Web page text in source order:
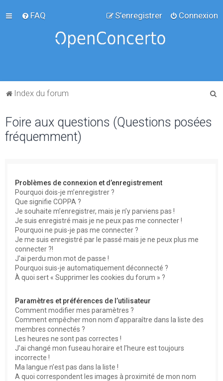
FAQ Connexion
S’enregistrer
Index du forum
Foire aux questions (Questions posées
fréquemment)
Problèmes de connexion et d’enregistrement
Pourquoi dois-je m’enregistrer ?
Que signifie COPPA ?
Je souhaite m’enregistrer, mais je n’y parviens pas !
Je suis enregistré mais je ne peux pas me connecter !
Pourquoi ne puis-je pas me connecter ?
Je me suis enregistré par le passé mais je ne peux plus me
connecter ?!
J’ai perdu mon mot de passe !
Pourquoi suis-je automatiquement déconnecté ?
À quoi sert « Supprimer les cookies du forum » ?
Paramètres et préférences de l’utilisateur
Comment modifier mes paramètres ?
Comment empêcher mon nom d’apparaître dans la liste des
membres connectés ?
Les heures ne sont pas correctes !
J’ai changé mon fuseau horaire et l’heure est toujours
incorrecte !
Ma langue n’est pas dans la liste !
A quoi correspondent les images à proximité de mon nom